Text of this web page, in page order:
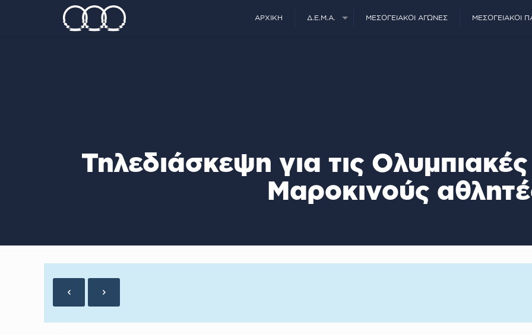
ΑΡΧΙΚΉ Δ.Ε.Μ.Α. ΜΕΣΟΓΕΙΑΚΟΊ ΑΓΏΝΕΣ ΜΕΣΟΓΕΙΑΚΟΊ
Τηλεδιάσκεψη για τις
Μαροκινούς